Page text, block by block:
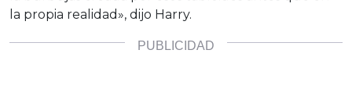
la propia realidad», dijo Harry.